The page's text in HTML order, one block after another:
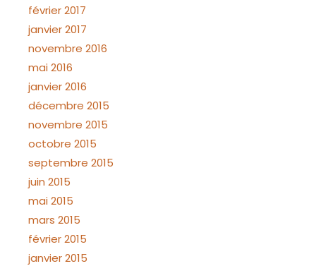
février 2017
janvier 2017
novembre 2016
mai 2016
janvier 2016
décembre 2015
novembre 2015
octobre 2015
septembre 2015
juin 2015
mai 2015
mars 2015
février 2015
janvier 2015